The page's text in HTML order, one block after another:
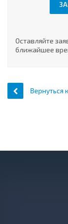
Оставляйте
ближайшее
Вернуться